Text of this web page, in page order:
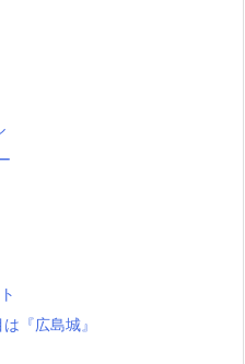
『広島城』